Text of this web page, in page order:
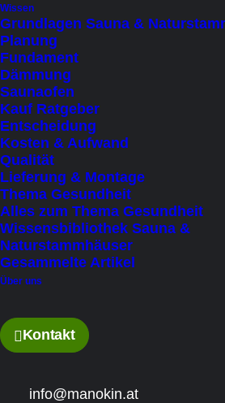
Wissen
Grundlagen Sauna &
Planung
Fundament
Dämmung
Saunaofen
Kauf Ratgeber
Entscheidung
Kosten & Aufwand
Qualität
Lieferung & Montage
Thema Gesundheit
Alles zum Thema Gesundheit
Wissensbibliothek Sauna &
Naturstammhäuser
Gesammelte Artikel
Über uns
Kontakt
info@manokin.at
Der Harvia Spirit SP90E mit 9
intensive Hitze für größere
Steuerung. Für kraftvolle
Design.